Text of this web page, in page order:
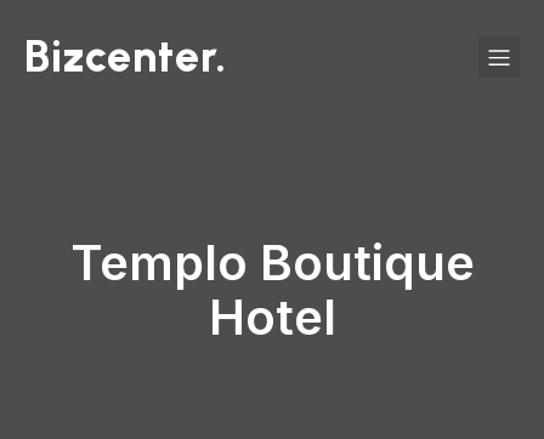
Bizcenter.
Templo Boutique
Hotel